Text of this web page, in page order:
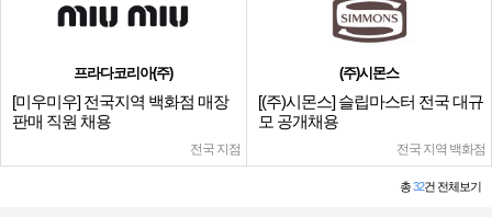
프라다코리아(주)
[미우미우] 전국지역 백화점 매장
판매 직원 채용
전국 지점
(주)시몬스
[(주)시몬스] 슬립마스터 전국 대규
모 공개채용
전국 지역 백화점
총32건 전체보기